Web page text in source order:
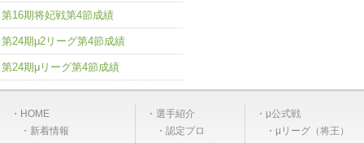
第16期将妃戦第4節成績
第24期μ2リーグ第4節成績
第24期μリーグ第4節成績
HOME
新着情報
選手紹介
認定プロ
μ公式戦
μリーグ（将王）